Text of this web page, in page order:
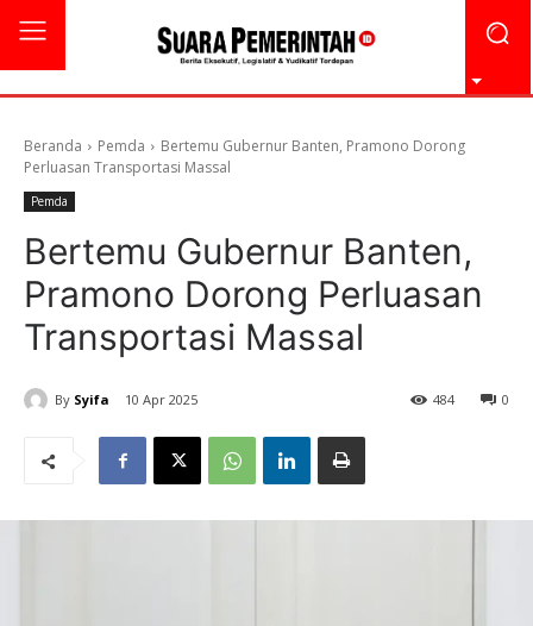
Beranda Pemda
Bertemu Gubernur Banten, Pramono Dorong
Perluasan Transportasi Massal
Pemda
Bertemu Gubernur Banten,
Pramono Dorong Perluasan
Transportasi Massal
By Syifa 10 Apr 2025 0
484